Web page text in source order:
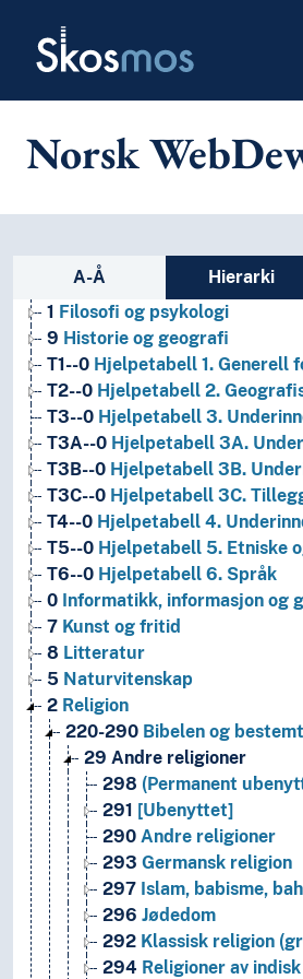
Skosmos
Norsk
Sidefelt: navigér i
A-Å Hierarki
1 Filosofi og psykologi
9 Historie og geografi
T1--0 Hjelpetabell 1. Generell
T2--0 Hjelpetabell 2.
T3--0 Hjelpetabell 3.
T3A--0 Hjelpetabell 3A.
T3B--0 Hjelpetabell 3B.
T3C--0 Hjelpetabell 3C.
T4--0 Hjelpetabell 4.
T5--0 Hjelpetabell 5. Etniske
T6--0 Hjelpetabell 6. Språk
0 Informatikk, informasjon og
7 Kunst og fritid
8 Litteratur
5 Naturvitenskap
2 Religion
220-290 Bibelen og
29 Andre religioner
298 (Permanent
291 [Ubenyttet]
290 Andre religioner
293 Germansk religion
297 Islam, babisme,
296 Jødedom
292 Klassisk religion
294 Religioner av